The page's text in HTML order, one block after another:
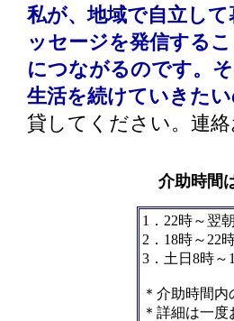
私が、地域で自立し
ッセージを発信する
につながるのです。
生活を続けていきた
貸してください。連
介助時間
1．22時～翌
2．18時～22
3．土日8時～
＊介助時間
＊詳細は一